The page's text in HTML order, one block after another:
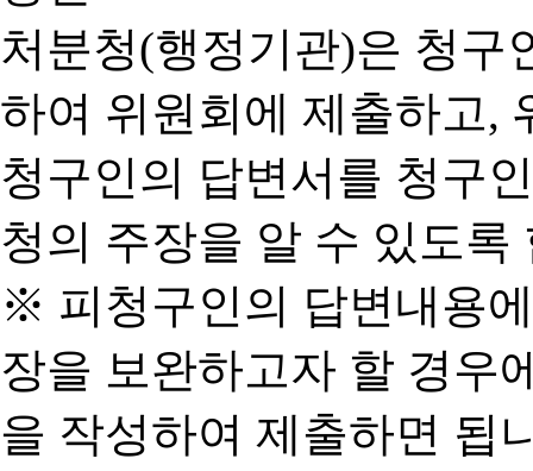
처분청(행정기관)은 청구
하여 위원회에 제출하고,
청구인의 답변서를 청구
청의 주장을 알 수 있도록
※ 피청구인의 답변내용
장을 보완하고자 할 경우
을 작성하여 제출하면 됩